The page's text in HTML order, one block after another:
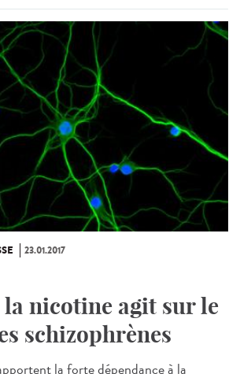
23.01.2017
nicotine agit sur le
schizophrènes
la forte dépendance à la